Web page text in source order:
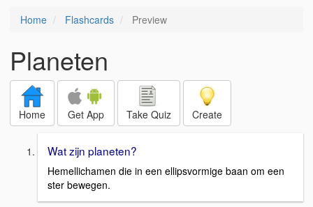
Home Flashcards Preview
Planeten
Home Get App Take Quiz Create
Wat zijn planeten?
Hemellichamen die in een ellipsvormige baan om een
ster bewegen.